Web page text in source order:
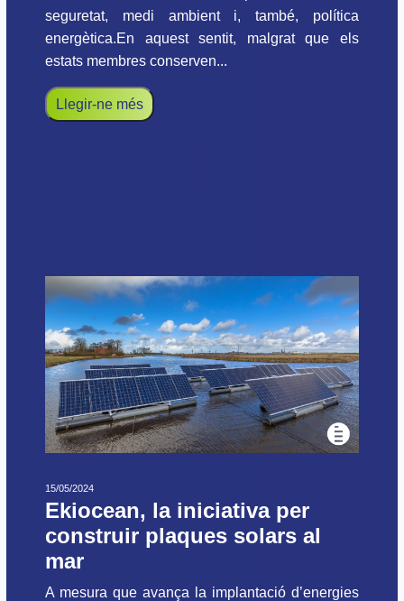
seguretat, medi ambient i, també, política
energètica.En aquest sentit, malgrat que els
estats membres conserven...
Llegir-ne més
15/05/2024
Ekiocean, la iniciativa per
construir plaques solars al
mar
A mesura que avança la implantació d’energies